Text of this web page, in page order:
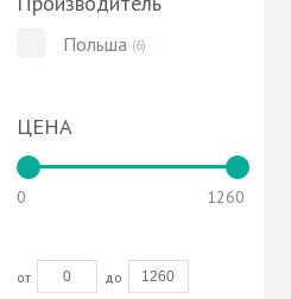
Польша (6)
ЦЕНА
0 1260
от до